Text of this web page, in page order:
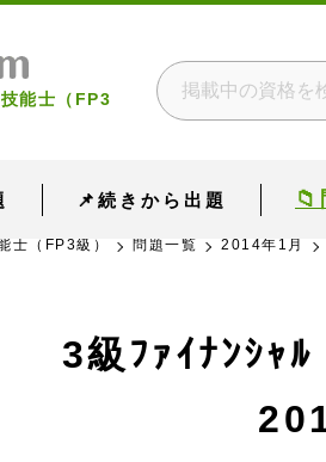
能士（FP3
📌続きから出題
士（FP3級） 問題一覧 2014年1月
3級ﾌｧｲﾅﾝｼｬ